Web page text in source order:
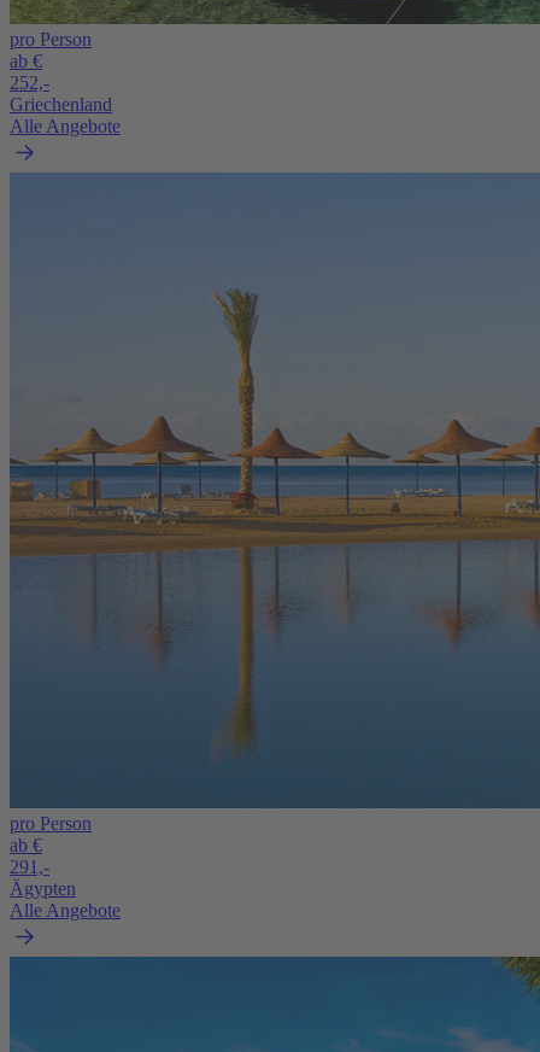
pro Person
ab €
252,-
Griechenland
Alle Angebote
pro Person
ab €
291,-
Ägypten
Alle Angebote